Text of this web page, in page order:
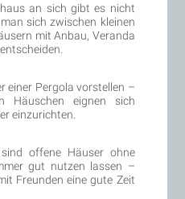
an sich gibt es nicht
sich zwischen kleinen
mit Anbau, Veranda
einer Pergola vorstellen –
Häuschen eignen sich
einzurichten.
offene Häuser ohne
gut nutzen lassen –
Freunden eine gute Zeit